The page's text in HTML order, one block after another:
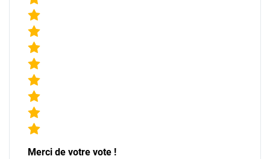
Merci de votre vote !